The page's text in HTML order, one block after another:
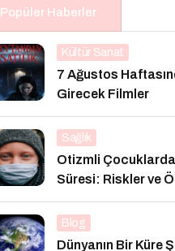
Popüler Haberler
Kültür Sanat
7 Ağustos
Girecek Filmler
Sağlık
Otizmli
Süresi: Riskler ve
Blog
Dünyanın Bir Küre